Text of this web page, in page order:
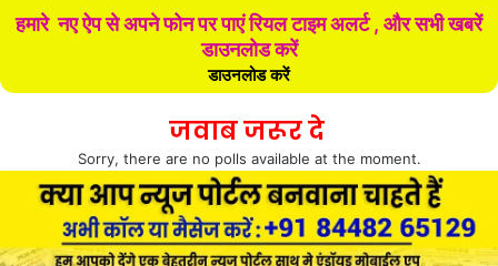
हमारे नए ऐप से अपने फोन पर पाएं रियल टाइम अलर्ट , और सभी खबरें
डाउनलोड करें
डाउनलोड करें
जवाब जरूर दे
Sorry, there are no polls available at the moment.